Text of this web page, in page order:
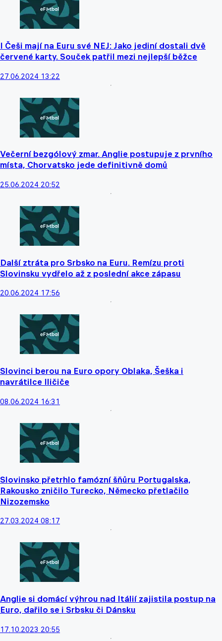
I Češi mají na Euru své NEJ: Jako jediní dostali dvě
červené karty. Souček patřil mezi nejlepší běžce
27.06.2024 13:22
Večerní bezgólový zmar. Anglie postupuje z prvního
místa, Chorvatsko jede definitivně domů
25.06.2024 20:52
Další ztráta pro Srbsko na Euru. Remízu proti
Slovinsku vydřelo až z poslední akce zápasu
20.06.2024 17:56
Slovinci berou na Euro opory Oblaka, Šeška i
navrátilce Iličiče
08.06.2024 16:31
Slovinsko přetrhlo famózní šňůru Portugalska,
Rakousko zničilo Turecko, Německo přetlačilo
Nizozemsko
27.03.2024 08:17
Anglie si domácí výhrou nad Itálií zajistila postup na
Euro, dařilo se i Srbsku či Dánsku
17.10.2023 20:55